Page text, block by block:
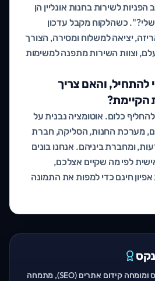
הפניות לשירות בחנות אונליין הן
כשהלקוח מקבל עדכון
יציאה למשלוח ומסירה, הצורך
וצוות השירות מתפנה למשימות
להתחיל, והאם צריך
הקיימת?
כלום. אוטומציה נבנית על
מערכת החנות, הסליקה, חברת
ומחברת ביניהם. אנחנו בונים
לפי מה שקיים אצלכם,
חינם כדי למפות את התמונה
מייסד ולולינקס ומומחה קידום אתרים (SEO), מתמחה